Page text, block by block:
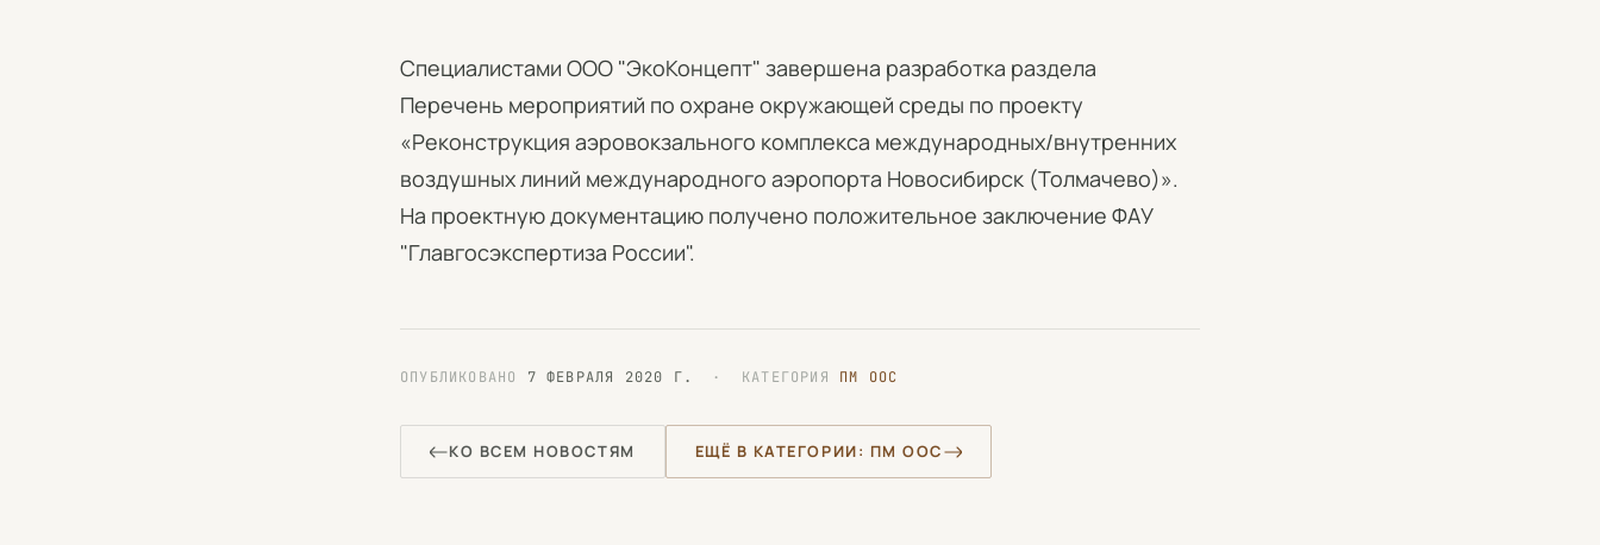
Специалистами ООО "ЭкоКонцепт" завершена разработка раздела
Перечень мероприятий по охране окружающей среды по проекту
«Реконструкция аэровокзального комплекса международных/внутренних
воздушных линий международного аэропорта Новосибирск (Толмачево)».
На проектную документацию получено положительное заключение ФАУ
"Главгосэкспертиза России".
ОПУБЛИКОВАНО 7 ФЕВРАЛЯ 2020 Г. · КАТЕГОРИЯ ПМ ООС
КО ВСЕМ НОВОСТЯМ ЕЩЁ В КАТЕГОРИИ: ПМ ООС